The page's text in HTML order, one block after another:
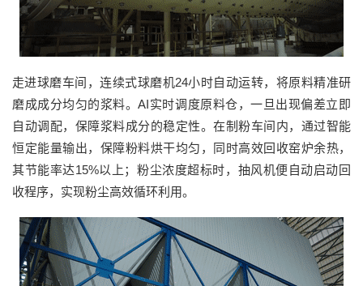
走进球磨车间，连续式球磨机24小时自动运转，将原料精准研
磨成成分均匀的浆料。AI实时调度原料仓，一旦出现偏差立即
自动调配，保障浆料成分的稳定性。 在制粉车间内，通过智能
恒定能量输出，保障粉料烘干均匀，同时高效回收窑炉余热，
其节能率达15%以上；粉尘浓度超标时，抽风机便自动启动回
收程序，实现粉尘高效循环利用。